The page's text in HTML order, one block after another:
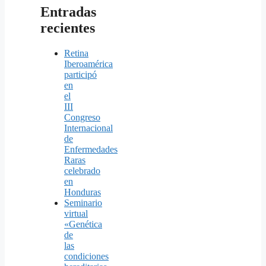
Entradas
recientes
Retina
Iberoamérica
participó
en
el
III
Congreso
Internacional
de
Enfermedades
Raras
celebrado
en
Honduras
Seminario
virtual
«Genética
de
las
condiciones